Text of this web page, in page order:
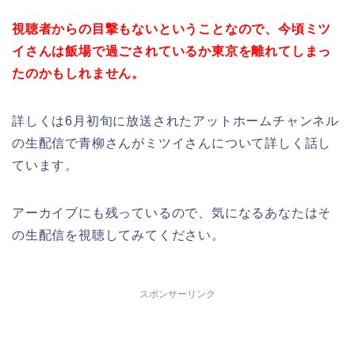
視聴者からの目撃もないということなので、今頃ミツ
イさんは飯場で過ごされているか東京を離れてしまっ
たのかもしれません。
詳しくは6月初旬に放送されたアットホームチャンネル
の生配信で青柳さんがミツイさんについて詳しく話し
ています。
アーカイブにも残っているので、気になるあなたはそ
の生配信を視聴してみてください。
スポンサーリンク